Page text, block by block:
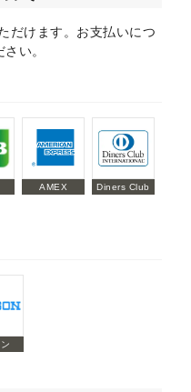
だけます。お支払いにつ
い。
AMEX Diners Club